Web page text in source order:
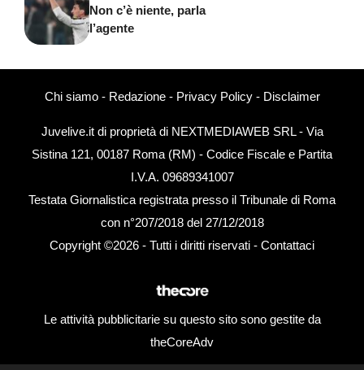
Non c’è niente, parla
l’agente
Chi siamo- Redazione- Privacy Policy- Disclaimer
Juvelive.it di proprietà di NEXTMEDIAWEB SRL - Via
Sistina 121, 00187 Roma (RM) - Codice Fiscale e Partita
I.V.A. 09689341007
Testata Giornalistica registrata presso il Tribunale di Roma
con n°207/2018 del 27/12/2018
Copyright ©2026 - Tutti i diritti riservati - Contattaci
Le attività pubblicitarie su questo sito sono gestite da
theCoreAdv